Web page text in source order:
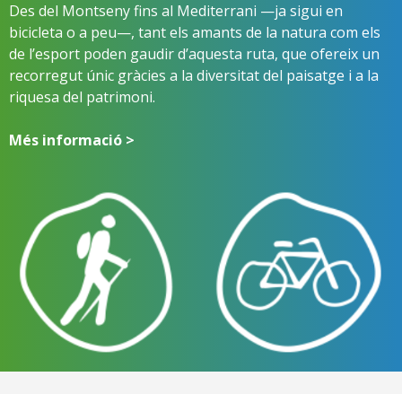
Des del Montseny fins al Mediterrani —ja sigui en
bicicleta o a peu—, tant els amants de la natura com els
de l’esport poden gaudir d’aquesta ruta, que ofereix un
recorregut únic gràcies a la diversitat del paisatge i a la
riquesa del patrimoni.
Més informació >